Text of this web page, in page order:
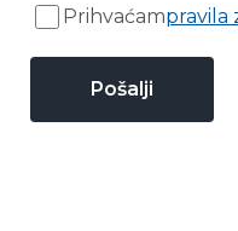
Prihvaćampravila